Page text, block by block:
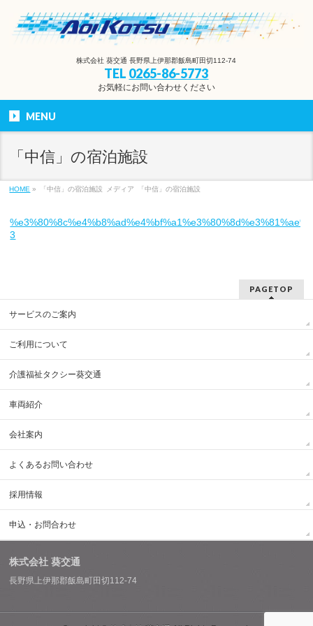
株式会社 葵交通 長野県上伊那郡飯島町田切112-74
TEL 0265-86-5773
お気軽にお問い合わせください
MENU
「中信」の宿泊施設
HOME » 「中信」の宿泊施設 メディア 「中信」の宿泊施設
3
PAGETOP
サービスのご案内
ご利用について
介護福祉タクシー葵交通
車両紹介
会社案内
よくあるお問い合わせ
採用情報
申込・お問合わせ
株式会社 葵交通
長野県上伊那郡飯島町田切112-74